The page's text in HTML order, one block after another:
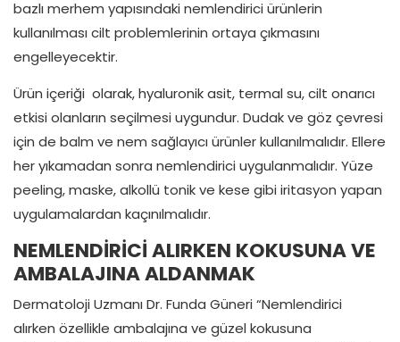
bazlı merhem yapısındaki nemlendirici ürünlerin
kullanılması cilt problemlerinin ortaya çıkmasını
engelleyecektir.
Ürün içeriği olarak, hyaluronik asit, termal su, cilt onarıcı
etkisi olanların seçilmesi uygundur. Dudak ve göz çevresi
için de balm ve nem sağlayıcı ürünler kullanılmalıdır. Ellere
her yıkamadan sonra nemlendirici uygulanmalıdır. Yüze
peeling, maske, alkollü tonik ve kese gibi iritasyon yapan
uygulamalardan kaçınılmalıdır.
NEMLENDİRİCİ ALIRKEN KOKUSUNA VE
AMBALAJINA ALDANMAK
Dermatoloji Uzmanı Dr. Funda Güneri “Nemlendirici
alırken özellikle ambalajına ve güzel kokusuna